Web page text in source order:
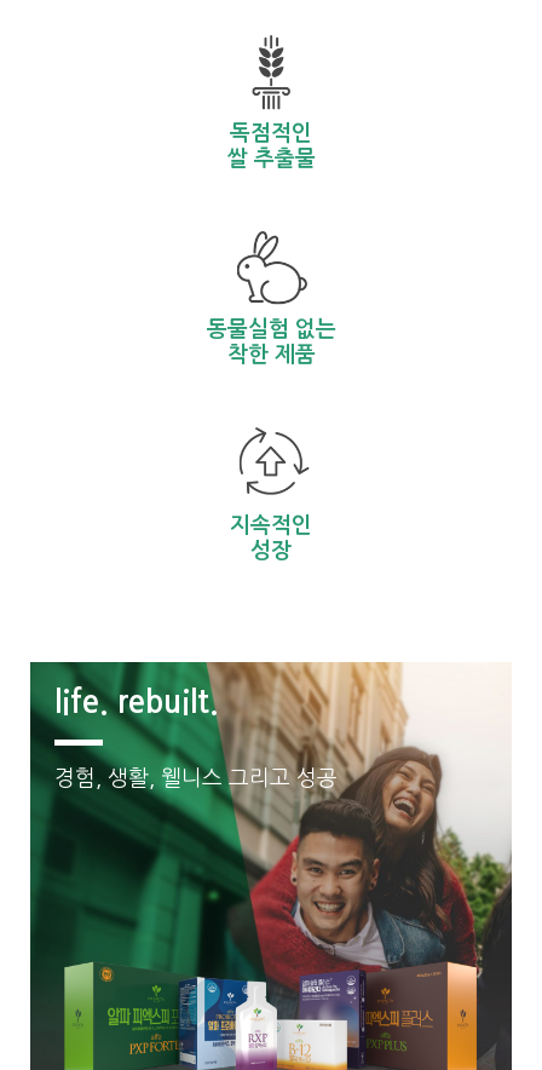
독점적인
쌀 추출물
동물실험 없는
착한 제품
지속적인
성장
life. rebuilt.
경험, 생활, 웰니스 그리고 성공